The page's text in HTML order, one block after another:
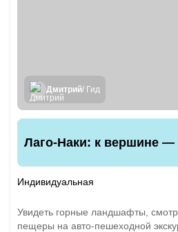
Дмитрий/ Гид
Лаго-Наки: к вершине
Индивидуальная
Увидеть горные ландшафты,
пещеры на авто-пешеходной